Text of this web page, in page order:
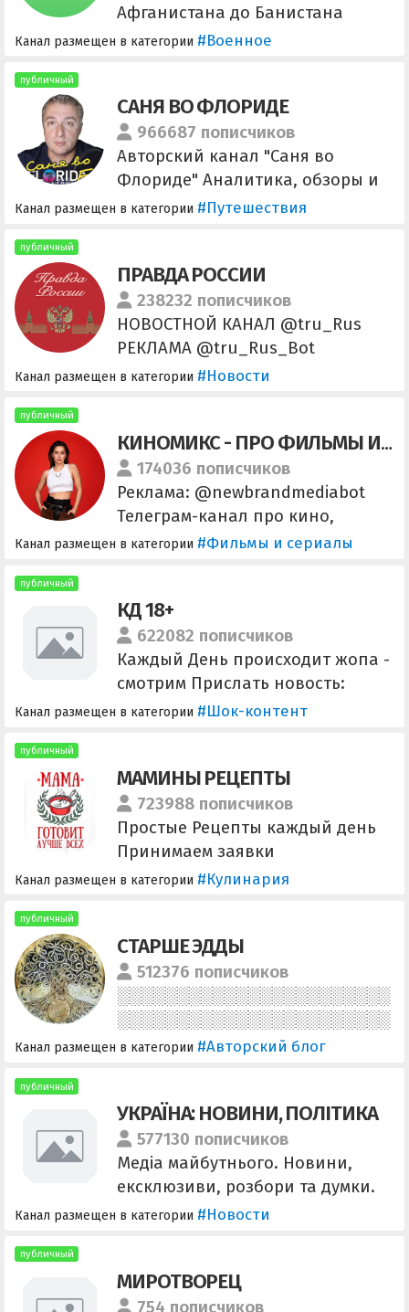
Афганистана до Банистана
Предложить контент на
вопросам – писать
@greyzone_admin По рекламе –
писать @effective100
Канал размещен в категории #Военное
публичный
САНЯ ВО ФЛОРИДЕ
966687 пописчиков
Авторский канал "Саня во
Флориде" Аналитика, обзоры и
сводки. По вопросам рекламы
Канал размещен в категории #Путешествия
публичный
ПРАВДА РОССИИ
238232 пописчиков
НОВОСТНОЙ КАНАЛ @tru_Rus
РЕКЛАМА @tru_Rus_Bot
отправить новость
Канал размещен в категории #Новости
публичный
КИНОМИКС - ПРО ФИЛЬМЫ И СЕРИАЛЫ
174036 пописчиков
Реклама: @newbrandmediabot
Телеграм-канал про кино,
фильмы и сериалы. С нами вы
самые ожидемые фильмы и топ
новинки 2023
Канал размещен в категории #Фильмы и сериалы
публичный
КД 18+
622082 пописчиков
Каждый День происходит жопа -
смотрим Прислать новость:
@pressa_predlog По рекламе:
@presscompany @Ask_Tg
@MVP_tg @flashbaze Ссылка:
@kd18kd
Канал размещен в категории #Шок-контент
публичный
МАМИНЫ РЕЦЕПТЫ
723988 пописчиков
Простые Рецепты каждый день
Принимаем заявки
автоматически! Быстро Просто
https://t.me/+SAjl3IWwRa5ph9e3
@admk07 Биржа:
https://telega.in/c/+SAjl3IWwRa5p
h9e3
Канал размещен в категории #Кулинария
публичный
СТАРШЕ ЭДДЫ
512376 пописчиков
Канал размещен в категории #Авторский блог
публичный
УКРАЇНА: НОВИНИ, ПОЛІТИКА
577130 пописчиков
Медіа майбутнього. Новини,
ексклюзиви, розбори та думки.
Співпраця - @founder191
Канал размещен в категории #Новости
публичный
МИРОТВОРЕЦ
754 пописчиков